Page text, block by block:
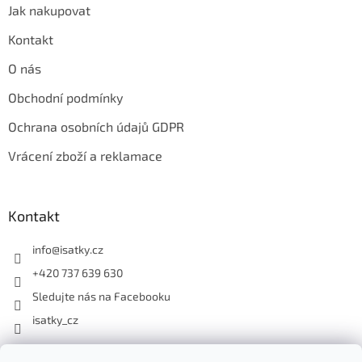
Jak nakupovat
Kontakt
O nás
Obchodní podmínky
Ochrana osobních údajů GDPR
Vrácení zboží a reklamace
Kontakt
info@isatky.cz
+420 737 639 630
Sledujte nás na Facebooku
isatky_cz